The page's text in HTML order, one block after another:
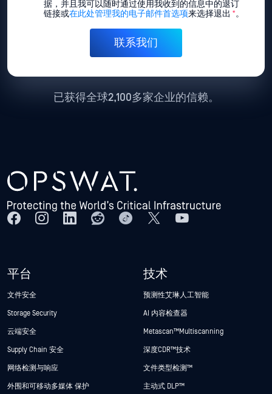
据，并且我可以随时通过使用我收到的信息中的退订
链接或在此处管理我的电子邮件首选项来选择退出 *。
已获得全球2,100多家企业的信赖。
平台
文件安全
Storage Security
云端安全
Supply Chain 安全
网络检测与响应
外围和可移动多媒体 保护
技术
预测性艾琳人工智能
AI 内容检查器
Metascan™ Multiscanning
深度CDR™技术
文件类型检测™
主动式 DLP™